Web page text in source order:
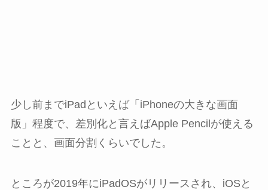
少し前までiPadといえば「iPhoneの大きな画面
版」程度で、差別化と言えばApple Pencilが使える
ことと、画面分割くらいでした。
ところが2019年にiPadOSがリリースされ、iOSと